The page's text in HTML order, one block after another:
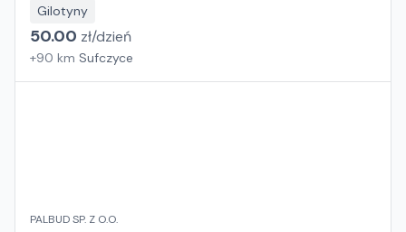
Gilotyny
50.00 zł/dzień
+90 km Sufczyce
PALBUD SP. Z O.O.